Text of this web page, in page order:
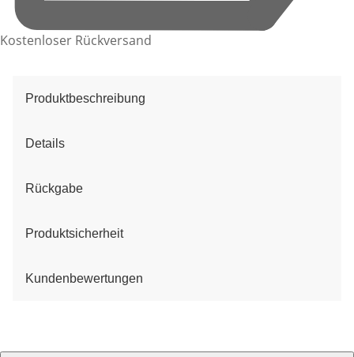
Kostenloser Rückversand
Produktbeschreibung
Details
Rückgabe
Produktsicherheit
Kundenbewertungen